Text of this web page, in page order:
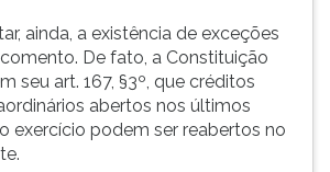
ainda, a existência de exceções
De fato, a Constituição
seu art. 167, §3º, que créditos
abertos nos últimos
exercício podem ser reabertos no